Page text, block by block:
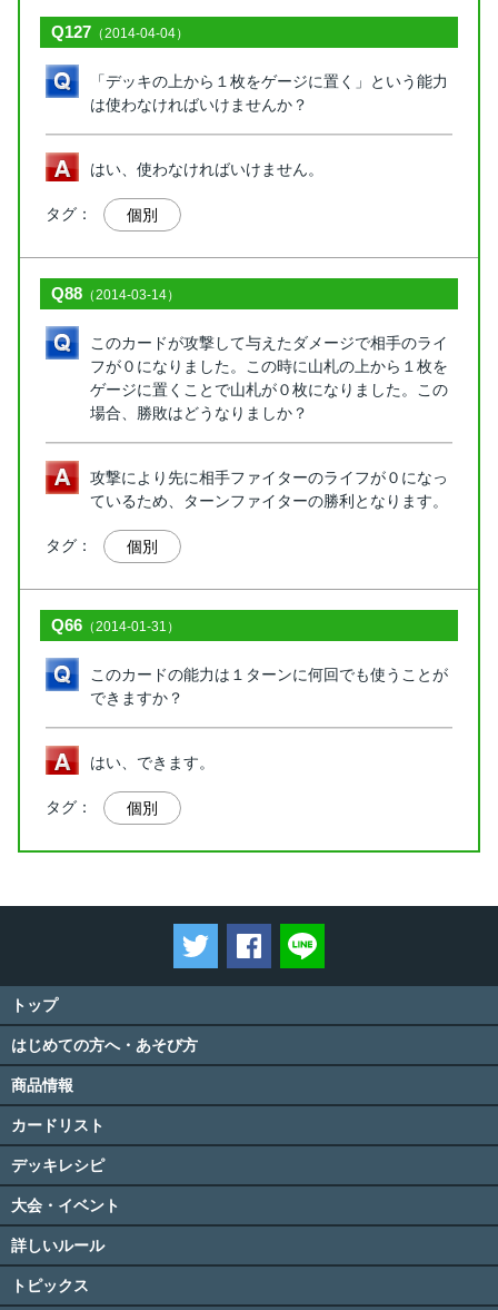
Q127 （2014-04-04）
「デッキの上から１枚をゲージに置く」という能力
は使わなければいけませんか？
はい、使わなければいけません。
タグ： 個別
Q88 （2014-03-14）
このカードが攻撃して与えたダメージで相手のライ
フが０になりました。この時に山札の上から１枚を
ゲージに置くことで山札が０枚になりました。この
場合、勝敗はどうなりましか？
攻撃により先に相手ファイターのライフが０になっ
ているため、ターンファイターの勝利となります。
タグ： 個別
Q66 （2014-01-31）
このカードの能力は１ターンに何回でも使うことが
できますか？
はい、できます。
タグ： 個別
ツイートするFacebookでシェアする
トップ
はじめての方へ・あそび方
商品情報
カードリスト
デッキレシピ
大会・イベント
詳しいルール
トピックス